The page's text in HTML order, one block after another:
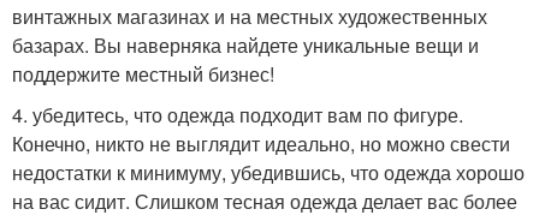
винтажных магазинах и на местных художественных
базарах. Вы наверняка найдете уникальные вещи и
поддержите местный бизнес!
4. убедитесь, что одежда подходит вам по фигуре.
Конечно, никто не выглядит идеально, но можно свести
недостатки к минимуму, убедившись, что одежда хорошо
на вас сидит. Слишком тесная одежда делает вас более